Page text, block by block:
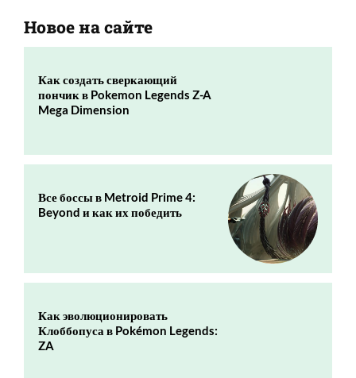
Новое на сайте
Как создать сверкающий
пончик в Pokemon Legends Z-A
Mega Dimension
Все боссы в Metroid Prime 4:
Beyond и как их победить
Как эволюционировать
Клоббопуса в Pokémon Legends:
ZA